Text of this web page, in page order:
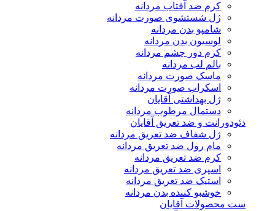
کرم ضد آفتاب مردانه
ژل شستشوی صورت مردانه
شامپو بدن مردانه
لوسیون بدن مردانه
کرم دور چشم مردانه
بالم لب مردانه
ماسک صورت مردانه
اسکراب صورت مردانه
ژل بهداشتی آقایان
دستمال مرطوب مردانه
دئودورانت و ضد تعریق آقایان
ژل شفاف ضد تعریق مردانه
مام رول ضد تعریق مردانه
کرم ضد تعریق مردانه
اسپری ضد تعریق مردانه
استیک ضد تعریق مردانه
خوشبو کننده بدن مردانه
ست محصولات آقایان